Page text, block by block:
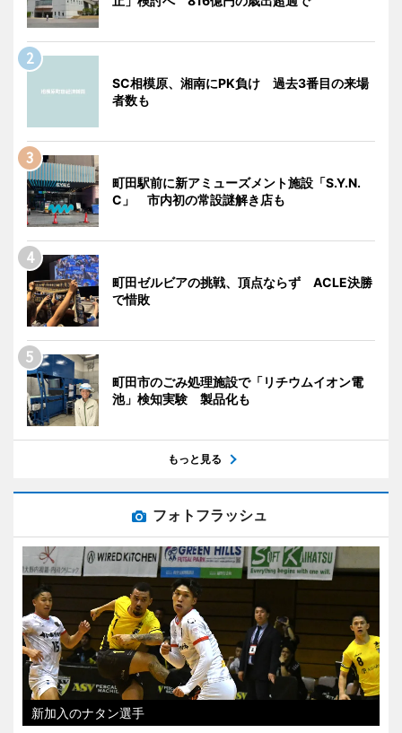
SC相模原、湘南にPK負け 過去3番目の来場
者数も
町田駅前に新アミューズメント施設「S.Y.N.
C」 市内初の常設謎解き店も
町田ゼルビアの挑戦、頂点ならず ACLE決勝
で惜敗
町田市のごみ処理施設で「リチウムイオン電
池」検知実験 製品化も
もっと見る
フォトフラッシュ
新加入のナタン選手